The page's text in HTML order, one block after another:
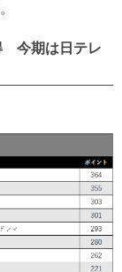
今期は日テレ